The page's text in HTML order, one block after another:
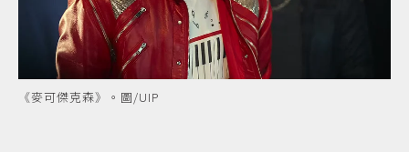
《麥可傑克森》。圖/UIP